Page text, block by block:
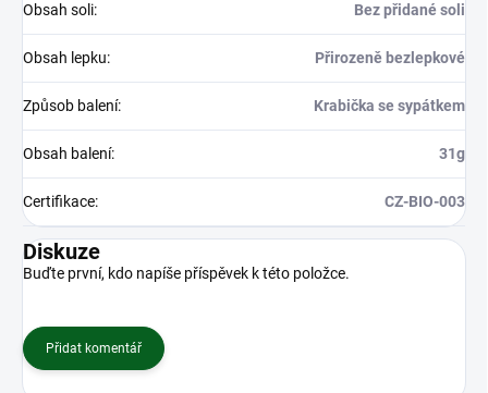
Obsah soli: Bez přidané soli
Obsah lepku: Přirozeně bezlepkové
Způsob balení: Krabička se sypátkem
Obsah balení: 31g
Certifikace: CZ-BIO-003
Diskuze
Buďte první, kdo napíše příspěvek k této položce.
Přidat komentář